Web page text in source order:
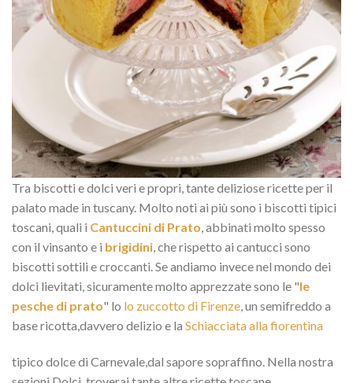
Tra biscotti e dolci veri e propri, tante deliziose ricette per il
palato made in tuscany. Molto noti ai più sono i biscotti tipici
toscani, quali i Cantuccini di Prato, abbinati molto spesso
con il vinsanto e i brigidini, che rispetto ai cantucci sono
biscotti sottili e croccanti. Se andiamo invece nel mondo dei
dolci lievitati, sicuramente molto apprezzate sono le "le
pesche di prato" lo lo zuccotto di Firenze, un semifreddo a
base ricotta,davvero delizio e la Schiacciata alla fiorentina
tipico dolce di Carnevale,dal sapore sopraffino. Nella nostra